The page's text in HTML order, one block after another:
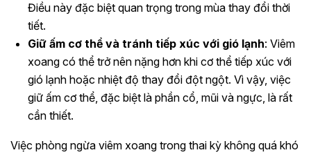
Điều này đặc biệt quan trọng trong mùa thay đổi thời
tiết.
Giữ ấm cơ thể và tránh tiếp xúc với gió lạnh: Viêm
xoang có thể trở nên nặng hơn khi cơ thể tiếp xúc với
gió lạnh hoặc nhiệt độ thay đổi đột ngột. Vì vậy, việc
giữ ấm cơ thể, đặc biệt là phần cổ, mũi và ngực, là rất
cần thiết.
Việc phòng ngừa viêm xoang trong thai kỳ không quá khó